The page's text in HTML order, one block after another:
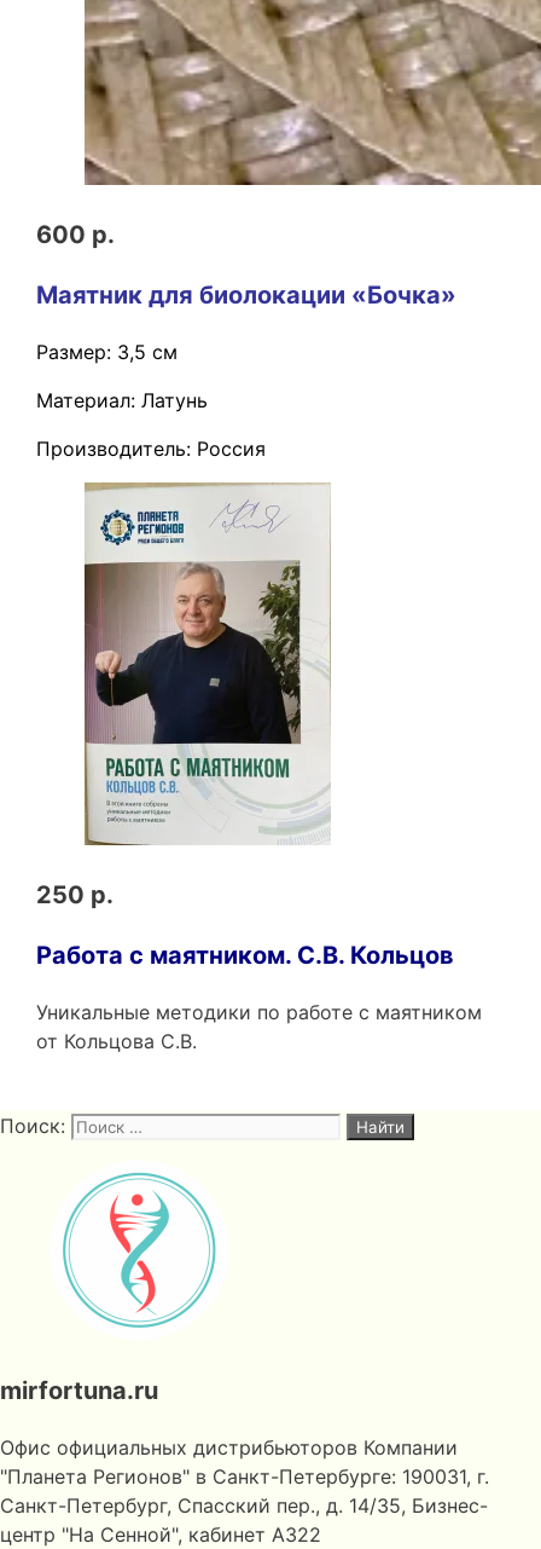
600 р.
Маятник для биолокации «Бочка»
Размер: 3,5 см
Материал: Латунь
Производитель: Россия
250 р.
Работа с маятником. С.В. Кольцов
Уникальные методики по работе с маятником
от Кольцова С.В.
Поиск:
mirfortuna.ru
Офис официальных дистрибьюторов Компании
"Планета Регионов" в Санкт-Петербурге: 190031, г.
Санкт-Петербург, Спасский пер., д. 14/35, Бизнес-
центр "На Сенной", кабинет А322